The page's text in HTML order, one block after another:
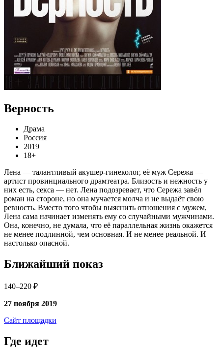
Верность
Драма
Россия
2019
18+
Лена — талантливый акушер-гинеколог, её муж Сережа —
артист провинциального драмтеатра. Близость и нежность у
них есть, секса — нет. Лена подозревает, что Сережа завёл
роман на стороне, но она мучается молча и не выдаёт свою
ревность. Вместо того чтобы выяснить отношения с мужем,
Лена сама начинает изменять ему со случайными мужчинами.
Она, конечно, не думала, что её параллельная жизнь окажется
не менее подлинной, чем основная. И не менее реальной. И
настолько опасной.
Ближайший показ
140–220 ₽
27 ноября 2019
Сайт площадки
Где идет